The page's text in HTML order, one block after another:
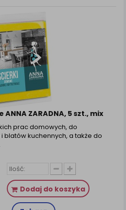
ZARADNA, 5 szt., mix
prac domowych, do
blatów kuchennych, a także do
Dodaj do koszyka